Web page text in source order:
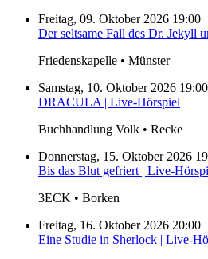
Freitag, 09. Oktober 2026 19:00
Der seltsame Fall des Dr. Jekyll
Friedenskapelle • Münster
Samstag, 10. Oktober 2026 19:00
DRACULA | Live-Hörspiel
Buchhandlung Volk • Recke
Donnerstag, 15. Oktober 2026
Bis das Blut gefriert | Live-
3ECK • Borken
Freitag, 16. Oktober 2026 20:00
Eine Studie in Sherlock | Live-